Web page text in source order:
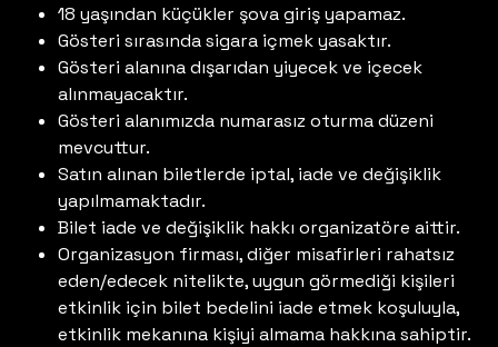
18 yaşından küçükler şova giriş yapamaz.
Gösteri sırasında sigara içmek yasaktır.
Gösteri alanına dışarıdan yiyecek ve içecek
alınmayacaktır.
Gösteri alanımızda numarasız oturma düzeni
mevcuttur.
Satın alınan biletlerde iptal, iade ve değişiklik
yapılmamaktadır.
Bilet iade ve değişiklik hakkı organizatöre aittir.
Organizasyon firması, diğer misafirleri rahatsız
eden/edecek nitelikte, uygun görmediği kişileri
etkinlik için bilet bedelini iade etmek koşuluyla,
etkinlik mekanına kişiyi almama hakkına sahiptir.